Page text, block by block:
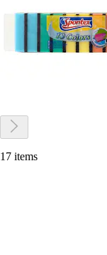
17 items